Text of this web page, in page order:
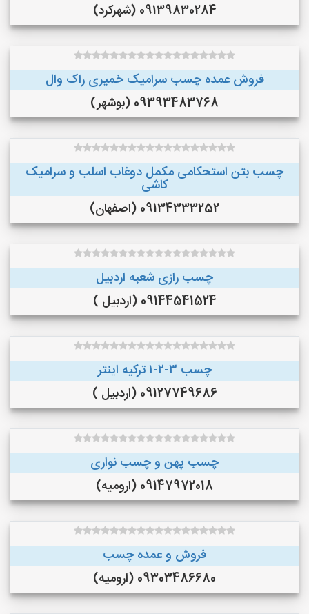
09139830284 (شهرکرد)
فروش عمده چسب سرامیک خمیری راک وال
09393483768 (بوشهر)
چسب بتن استحکامی مکمل دوغاب اسلب و سرامیک
کاشی
09134333252 (اصفهان)
چسب رازی شعبه اردبیل
09144541524 (اردبیل )
چسب ۳-۲-۱ ترکیه اینتر
09127749686 (اردبیل )
چسب پهن و چسب نواری
09147972018 (ارومیه)
فروش و عمده چسب
09303486680 (ارومیه)